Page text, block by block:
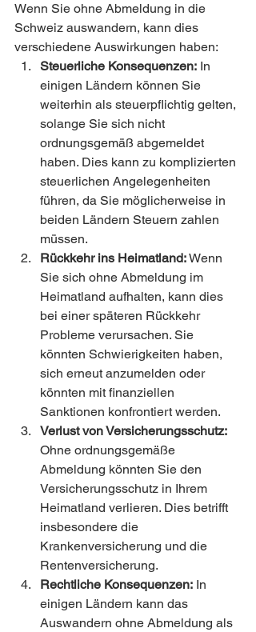
Wenn Sie ohne Abmeldung in die
Schweiz auswandern, kann dies
verschiedene Auswirkungen haben:
Steuerliche Konsequenzen: In
einigen Ländern können Sie
weiterhin als steuerpflichtig gelten,
solange Sie sich nicht
ordnungsgemäß abgemeldet
haben. Dies kann zu komplizierten
steuerlichen Angelegenheiten
führen, da Sie möglicherweise in
beiden Ländern Steuern zahlen
müssen.
Rückkehr ins Heimatland: Wenn
Sie sich ohne Abmeldung im
Heimatland aufhalten, kann dies
bei einer späteren Rückkehr
Probleme verursachen. Sie
könnten Schwierigkeiten haben,
sich erneut anzumelden oder
könnten mit finanziellen
Sanktionen konfrontiert werden.
Verlust von Versicherungsschutz:
Ohne ordnungsgemäße
Abmeldung könnten Sie den
Versicherungsschutz in Ihrem
Heimatland verlieren. Dies betrifft
insbesondere die
Krankenversicherung und die
Rentenversicherung.
Rechtliche Konsequenzen: In
einigen Ländern kann das
Auswandern ohne Abmeldung als